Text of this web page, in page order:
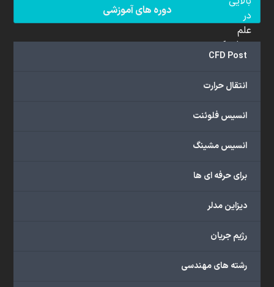
دوره های آموزشی
CFD Post
انتقال حرارت
انسیس فلوئنت
انسیس مشینگ
برای حرفه ای ها
دیزاین مدلر
رژیم جریان
رشته های مهندسی
در
علم
دینامیک
سیالات
(CFD)
هستند.
ما
گسترده‌ای
با
دانشگاهی،
صنعتی